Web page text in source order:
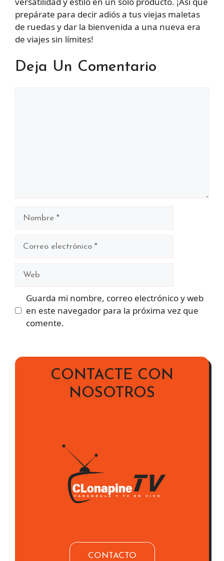
prepárate para decir adiós a tus viejas maletas
de ruedas y dar la bienvenida a una nueva era
de viajes sin límites!
Deja Un Comentario
Nombre
Guarda mi nombre, correo electrónico y web
en este navegador para la próxima vez que
comente.
CONTACTE CON
NOSOTROS
CONTACTO